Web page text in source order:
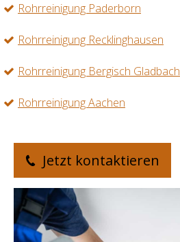
Rohrreinigung Paderborn
Rohrreinigung Recklinghausen
Rohrreinigung Bergisch Gladbach
Rohrreinigung Aachen
Jetzt kontaktieren